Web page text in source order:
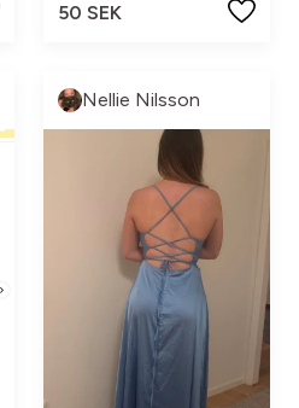
50 SEK
Nellie Nilsson